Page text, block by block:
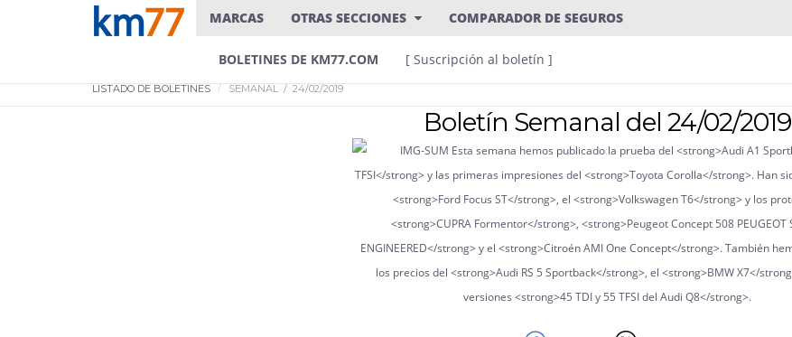
MARCAS OTRAS SECCIONES COMPARADOR DE SEGUROS
BOLETINES DE KM77.COM [ Suscripción al boletín ]
LISTADO DE BOLETINES SEMANAL / 24/02/2019
Boletín Semanal del 24/02/2019